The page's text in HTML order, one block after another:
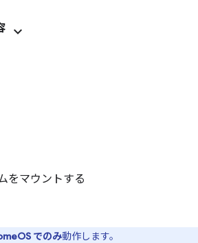
をマウントする
でのみ動作します。